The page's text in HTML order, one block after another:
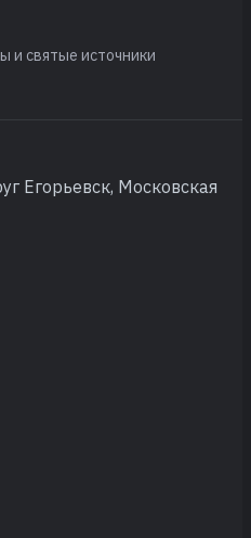
и святые источники
Егорьевск, Московская